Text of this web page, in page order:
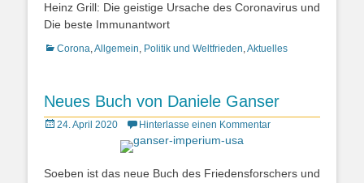
Heinz Grill: Die geistige Ursache des Coronavirus und
Die beste Immunantwort
Kategorien
Corona,Allgemein, Politik und Weltfrieden,Aktuelles
Neues Buch von Daniele Ganser
Posted
24. April 2020 Hinterlasse einen Kommentar
Soeben ist das neue Buch des Friedensforschers und